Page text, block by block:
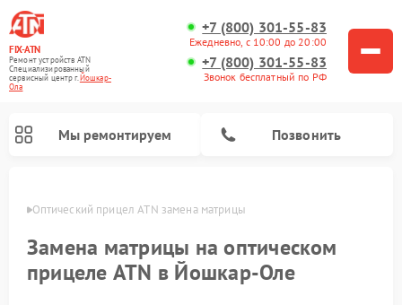
FIX-ATN
Ремонт устройств ATN
Специализированный
cервисный центр г.Йошкар-
Ола
+7 (800) 301-55-83
Ежедневно, с 10:00 до 20:00
+7 (800) 301-55-83
Звонок бесплатный по РФ
Мы ремонтируем Позвонить
Оптический прицел ATN замена матрицы
Замена матрицы на оптическом
прицеле ATN в Йошкар-Оле